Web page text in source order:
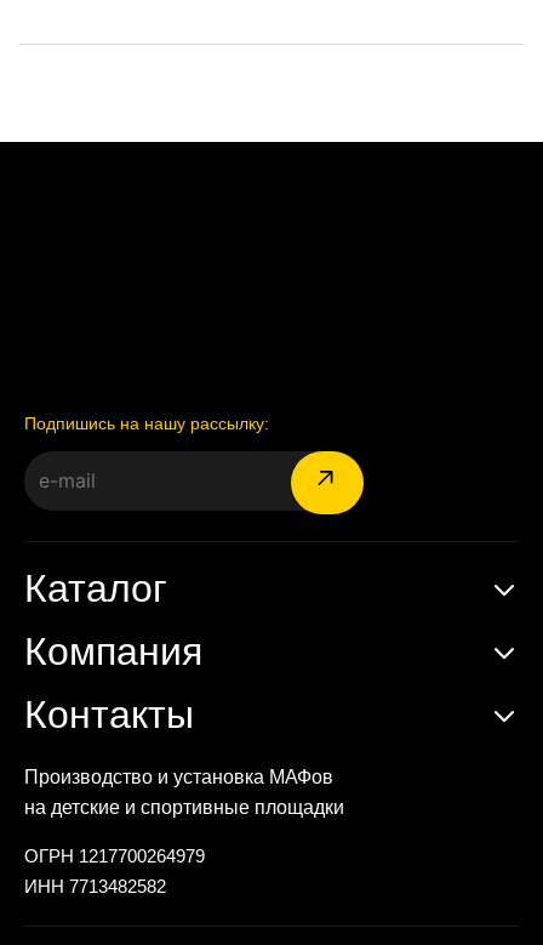
Подпишись на нашу рассылку:
Производство и установка МАФов
на детские и спортивные площадки
ОГРН 1217700264979
ИНН 7713482582
Каталог
Компания
Контакты